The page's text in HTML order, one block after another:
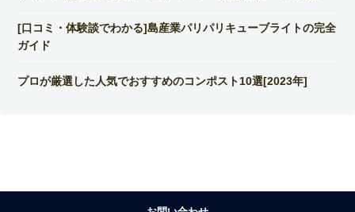
[口コミ・体験談でわかる]島産業パリパリキューブライトの完全
ガイド
プロが厳選した人気でおすすめのコンポスト10選[2023年]